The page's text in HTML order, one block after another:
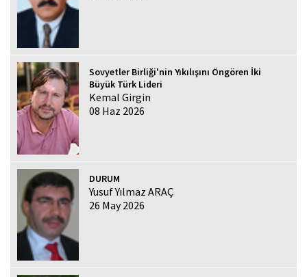
Sovyetler Birliği'nin Yıkılışını Öngören İki
Büyük Türk Lideri
Kemal Girgin
08 Haz 2026
DURUM
Yusuf Yılmaz ARAÇ
26 May 2026